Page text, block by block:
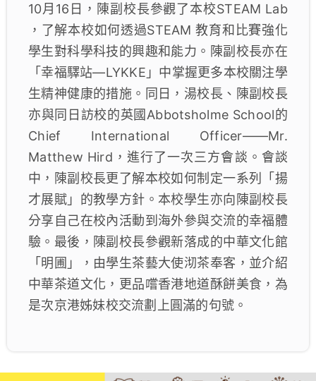
10月16日，陳副校長參觀了本校STEAM Lab
，了解本校如何透過STEAM 教育和比賽強化
學生對科學科技的興趣和能力。陳副校長亦在
「幸福驛站—LYKKE」中掌握更多本校關注學
生精神健康的措施。同日，湯校長、陳副校長
亦與同日訪校的英國Abbotsholme School的
Chief International Officer——Mr.
Matthew Hird，進行了一次三方會談。會談
中，陳副校長更了解本校如何制定一系列「揚
才展賦」的教學方針。本校學生亦向陳副校長
分享自己在校內活動到海外參與交流的幸福體
驗。最後，陳副校長參觀新落成的中華文化館
「明圃」，由學生茶藝大使沏茶奉客，並介紹
中華茶道文化，更品嚐香港地道酥餅美食，為
是次京港姊妹校交流劃上圓滿的句號。